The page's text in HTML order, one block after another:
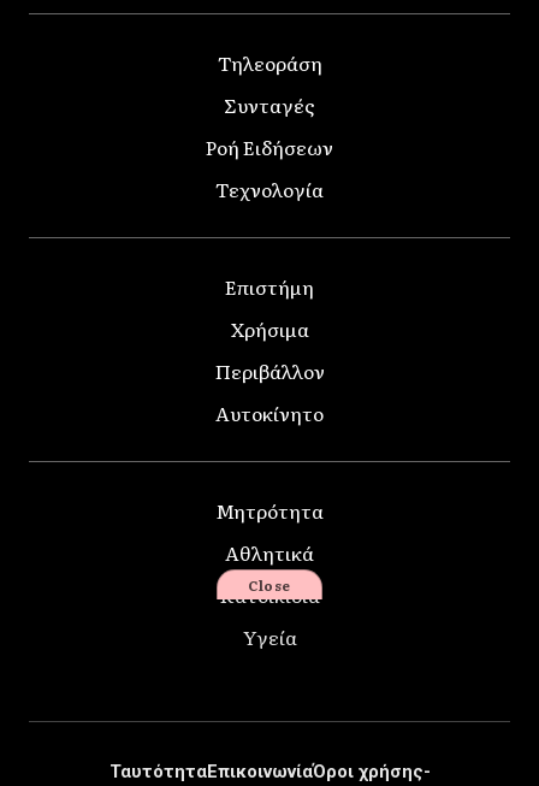
Τηλεοράση
Συνταγές
Ροή Ειδήσεων
Τεχνολογία
Επιστήμη
Χρήσιμα
Περιβάλλον
Αυτοκίνητο
Μητρότητα
Αθλητικά
Κατοικίδια
Υγεία
ΤαυτότηταΕπικοινωνίαΌροι χρήσης-
Close